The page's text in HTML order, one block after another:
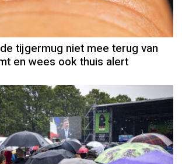
tijgermug niet mee terug van
en wees ook thuis alert